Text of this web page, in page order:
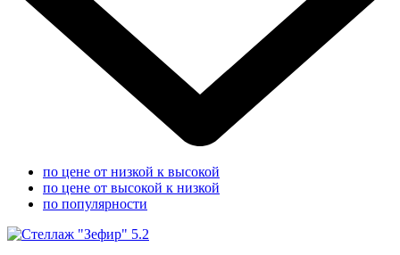
по цене от низкой к высокой
по цене от высокой к низкой
по популярности